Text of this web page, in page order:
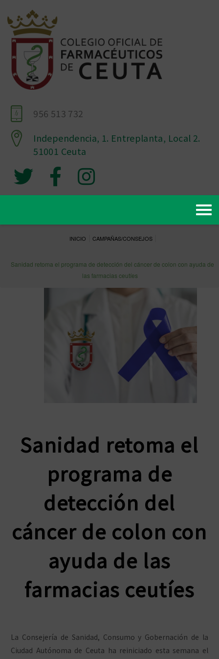
956 513 732
Independencia, 1. Entreplanta, Local 2.
51001 Ceuta
INICIO CAMPAÑAS/CONSEJOS
Sanidad retoma el programa de detección del cáncer de colon con ayuda de
las farmacias ceutíes
Sanidad retoma el
programa de
detección del
cáncer de colon con
ayuda de las
farmacias ceutíes
La Consejería de Sanidad, Consumo y Gobernación de la
Ciudad Autónoma de Ceuta ha reiniciado esta semana el